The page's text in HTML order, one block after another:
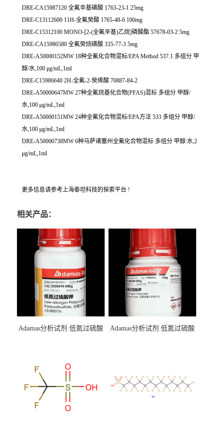
DRE-CA15987120 全氟辛基磺酸 1763-23-1 25mg
DRE-C13112600 11H-全氟癸酸 1765-48-6 100mg
DRE-C15312100 MONO-[2-(全氟辛基)乙烷]磷酸酯 57678-03-2 5mg
DRE-CA15986580 全氟癸烷磺酸 335-77-3 5mg
DRE-A50000152MW 18种全氟化合物混标/EPA Method 537.1 多组分 甲
醇/水,100 μg/mL,1ml
DRE-C15986640 2H-全氟-2-癸烯酸 70887-84-2
DRE-A50000647MW 27种全氟烷基化合物(PFAS)混标 多组分 甲醇/
水,100 μg/mL,1ml
DRE-A50000151MW 24种全氟化合物混标/EPA方法 533 多组分 甲醇/
水,100 μg/mL,1ml
DRE-A50000738MW 6种马萨诸塞州全氟化合物混标 多组分 甲醇:水,2
μg/mL,1ml
更多信息请参考上海泰坦科技的探索平台 !
相关产品：
Adamas分析试剂 低氮过硫酸
（泰坦现货供应）
Adamas分析试剂 低氮过硫酸